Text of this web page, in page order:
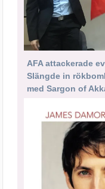
AFA attackerade
Slängde in
med Sargon of